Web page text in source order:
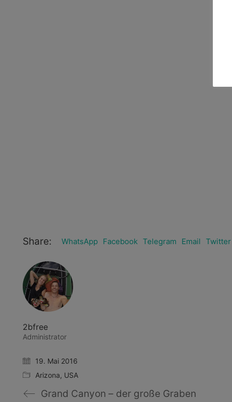
Share: WhatsApp Facebook Telegram Email Twitter
2bfree
Administrator
19. Mai 2016
Arizona, USA
Grand Canyon – der große Graben